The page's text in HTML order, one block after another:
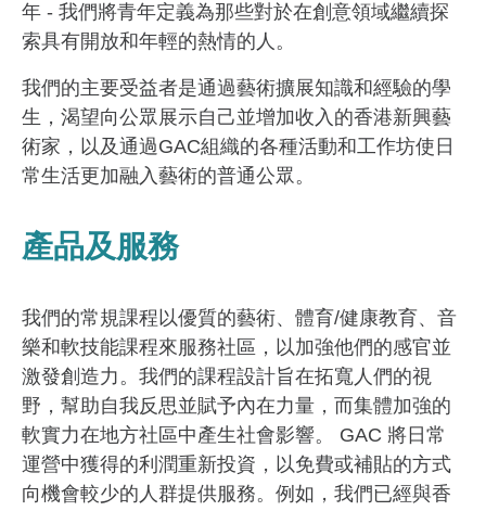
年 - 我們將青年定義為那些對於在創意領域繼續探
索具有開放和年輕的熱情的人。
我們的主要受益者是通過藝術擴展知識和經驗的學
生，渴望向公眾展示自己並增加收入的香港新興藝
術家，以及通過GAC組織的各種活動和工作坊使日
常生活更加融入藝術的普通公眾。
產品及服務
我們的常規課程以優質的藝術、體育/健康教育、音
樂和軟技能課程來服務社區，以加強他們的感官並
激發創造力。我們的課程設計旨在拓寬人們的視
野，幫助自我反思並賦予內在力量，而集體加強的
軟實力在地方社區中產生社會影響。 GAC 將日常
運營中獲得的利潤重新投資，以免費或補貼的方式
向機會較少的人群提供服務。例如，我們已經與香